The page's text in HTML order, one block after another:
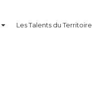
Les Talents du Territoire